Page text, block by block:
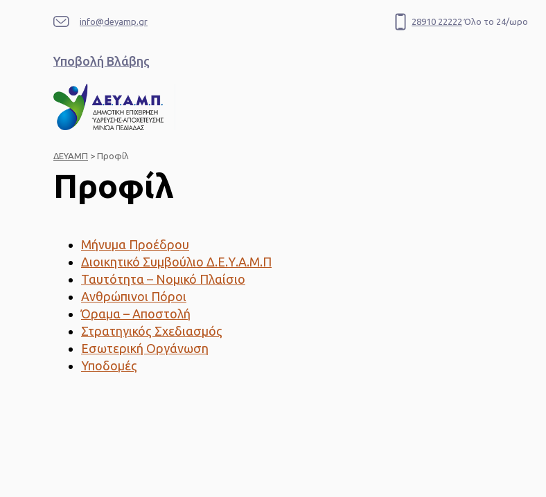
info@deyamp.gr 28910 22222 Όλο το 24/ωρο
Υποβολή Βλάβης
ΔΕΥΑΜΠ > Προφίλ
Προφίλ
Μήνυμα Προέδρου
Διοικητικό Συμβούλιο Δ.Ε.Υ.Α.Μ.Π
Ταυτότητα – Νομικό Πλαίσιο
Ανθρώπινοι Πόροι
Όραμα – Αποστολή
Στρατηγικός Σχεδιασμός
Εσωτερική Οργάνωση
Υποδομές